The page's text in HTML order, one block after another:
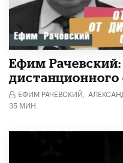
Ефим Рачевский:
дистанционного
ЕФИМ РАЧЕВСКИЙ,
35 МИН.